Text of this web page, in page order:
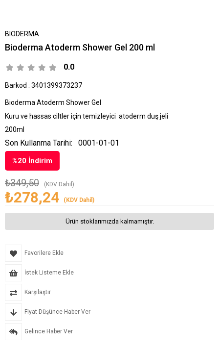
BIODERMA
Bioderma Atoderm Shower Gel 200 ml
0.0
Barkod : 3401399373237
Bioderma Atoderm Shower Gel
Kuru ve hassas ciltler için temizleyici atoderm duş jeli
200ml
%20 İndirim
₺349,50 (KDV Dahil)
₺278,24 (KDV Dahil)
Son Kullanma Tarihi: 0001-01-01
Ürün stoklarımızda kalmamıştır.
Favorilere Ekle
İstek Listeme Ekle
Karşılaştır
Fiyat Düşünce Haber Ver
Gelince Haber Ver